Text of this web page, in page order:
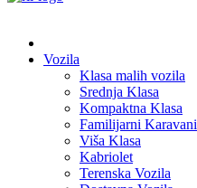
Vozila
Klasa malih vozila
Srednja Klasa
Kompaktna Klasa
Familijarni Karavani
Viša Klasa
Kabriolet
Terenska Vozila